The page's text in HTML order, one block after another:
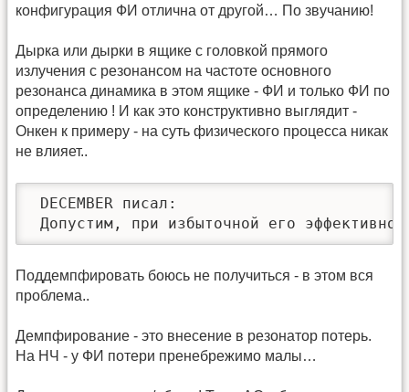
конфигурация ФИ отлична от другой… По звучанию!
Дырка или дырки в ящике с головкой прямого
излучения с резонансом на частоте основного
резонанса динамика в этом ящике - ФИ и только ФИ по
определению ! И как это конструктивно выглядит -
Онкен к примеру - на суть физического процесса никак
не влияет..
DECEMBER писал:
Допустим, при избыточной его
Поддемпфировать боюсь не получиться - в этом вся
проблема..
Демпфирование - это внесение в резонатор потерь.
На НЧ - у ФИ потери пренебрежимо малы…